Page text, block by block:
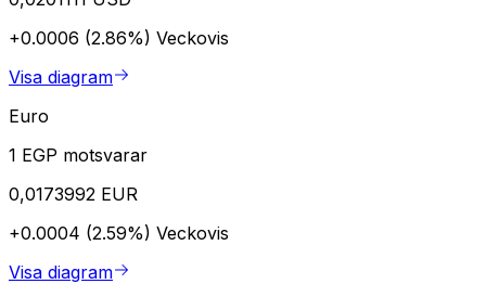
+0.0006 (2.86%) Veckovis
Visa diagram
Euro
1 EGP motsvarar
0,0173992 EUR
+0.0004 (2.59%) Veckovis
Visa diagram